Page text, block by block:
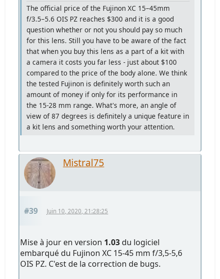
The official price of the Fujinon XC 15–45mm
f/3.5–5.6 OIS PZ reaches $300 and it is a good
question whether or not you should pay so much
for this lens. Still you have to be aware of the fact
that when you buy this lens as a part of a kit with
a camera it costs you far less - just about $100
compared to the price of the body alone. We think
the tested Fujinon is definitely worth such an
amount of money if only for its performance in
the 15-28 mm range. What's more, an angle of
view of 87 degrees is definitely a unique feature in
a kit lens and something worth your attention.
Mistral75
#39 Juin 10, 2020, 21:28:25
Mise à jour en version 1.03 du logiciel
embarqué du Fujinon XC 15-45 mm f/3,5-5,6
OIS PZ. C'est de la correction de bugs.